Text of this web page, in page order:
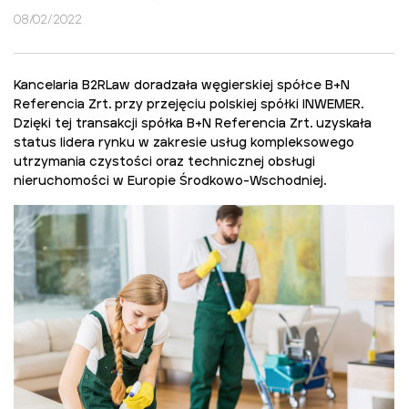
08/02/2022
Kancelaria B2RLaw doradzała węgierskiej spółce B+N
Referencia Zrt. przy przejęciu polskiej spółki INWEMER.
Dzięki tej transakcji spółka B+N Referencia Zrt. uzyskała
status lidera rynku w zakresie usług kompleksowego
utrzymania czystości oraz technicznej obsługi
nieruchomości w Europie Środkowo-Wschodniej.